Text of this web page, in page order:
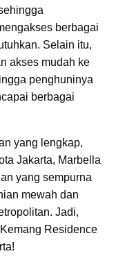
berbagai
Selain itu,
akses mudah ke
penghuninya
berbagai
yang lengkap,
Jakarta, Marbella
yang sempurna
mewah dan
Jadi,
Residence